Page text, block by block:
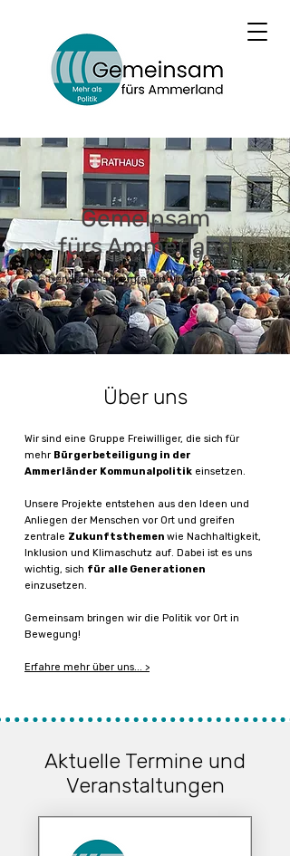
Gemeinsam
fürs Ammerland
Generationsübergreifend in die Zukunft
Über uns
Wir sind eine Gruppe Freiwilliger, die sich für
mehr Bürgerbeteiligung in der
Ammerländer Kommunalpolitik einsetzen.
Unsere Projekte entstehen aus den Ideen und
Anliegen der Menschen vor Ort und greifen
zentrale Zukunftsthemen wie Nachhaltigkeit,
Inklusion und Klimaschutz auf. Dabei ist es uns
wichtig, sich für alle Generationen
einzusetzen.
Gemeinsam bringen wir die Politik vor Ort in
Bewegung!
Erfahre mehr über uns... >
Aktuelle Termine und
Veranstaltungen